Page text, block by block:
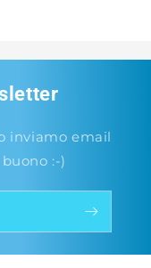
inviamo email
:-)